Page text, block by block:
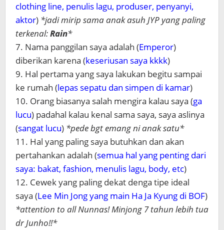
clothing line, penulis lagu, produser, penyanyi,
aktor) *jadi mirip sama anak asuh JYP yang paling
terkenal:Rain*
7. Nama panggilan saya adalah (Emperor)
diberikan karena (keseriusan saya kkkk)
9. Hal pertama yang saya lakukan begitu sampai
ke rumah (lepas sepatu dan simpen di kamar)
10. Orang biasanya salah mengira kalau saya (ga
lucu) padahal kalau kenal sama saya, saya aslinya
(sangat lucu) *pede bgt emang ni anak satu*
11. Hal yang paling saya butuhkan dan akan
pertahankan adalah (semua hal yang penting dari
saya: bakat, fashion, menulis lagu, body, etc)
12. Cewek yang paling dekat denga tipe ideal
saya (Lee Min Jong yang main Ha Ja Kyung di BOF)
*attention to all Nunnas! Minjong 7 tahun lebih tua
dr Junho!!*